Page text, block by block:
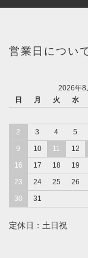
営業日につい
2026年8
日
月 火 水
2
3 4 5
9
10 11 12
16
17 18 19
23
24 25 26
30
31
定休日：土日祝